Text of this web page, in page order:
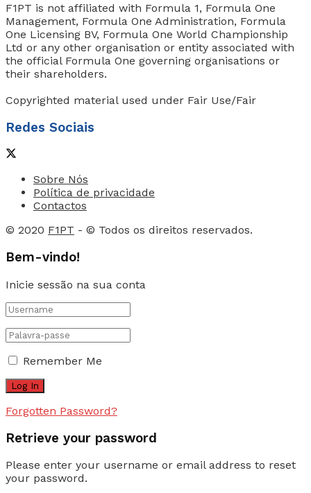
F1PT is not affiliated with Formula 1, Formula One
Management, Formula One Administration, Formula
One Licensing BV, Formula One World Championship
Ltd or any other organisation or entity associated with
the official Formula One governing organisations or
their shareholders.
Copyrighted material used under Fair Use/Fair
Redes Sociais
Sobre Nós
Política de privacidade
Contactos
© 2020 F1PT - © Todos os direitos reservados.
Bem-vindo!
Inicie sessão na sua conta
Remember Me
Forgotten Password?
Retrieve your password
Please enter your username or email address to reset
your password.